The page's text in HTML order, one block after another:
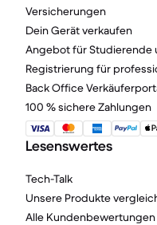
Versicherungen
Dein Gerät verkaufen
Angebot für Studierende
Registrierung für
Back Office
100 % sichere Zahlungen
Lesenswertes
Tech-Talk
Unsere Produkte
Alle Kundenbewertungen